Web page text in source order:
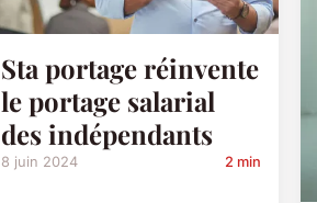
Sta portage réinvente
le portage salarial
des indépendants
8 juin 2024 2 min